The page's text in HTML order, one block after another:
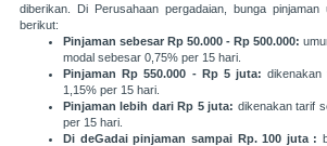
diberikan. Di Perusahaan pergadaian, bunga
berikut:
Pinjaman sebesar Rp 50.000 - Rp 500.000:
modal sebesar 0,75% per 15 hari.
Pinjaman Rp 550.000 - Rp 5 juta:
1,15% per 15 hari.
Pinjaman lebih dari Rp 5 juta: dikenakan tarif
per 15 hari​.
Di deGadai pinjaman sampai Rp. 100 juta :